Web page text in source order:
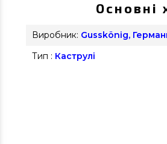
Основні
Виробник: Gusskönig,
Тип : Каструлі